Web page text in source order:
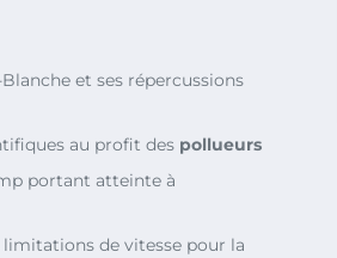
et ses répercussions
au profit des pollueurs
portant atteinte à
limitations de vitesse pour la